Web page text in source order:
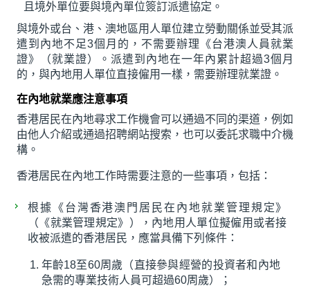
且境外單位要與境內單位簽訂派遣協定。
與境外或台、港、澳地區用人單位建立勞動關係並受其派
遣到內地不足3個月的，不需要辦理《台港澳人員就業
證》（就業證）。派遣到內地在一年內累計超過3個月
的，與內地用人單位直接僱用一樣，需要辦理就業證。
在內地就業應注意事項
香港居民在內地尋求工作機會可以通過不同的渠道，例如
由他人介紹或通過招聘網站搜索，也可以委託求職中介機
構。
香港居民在內地工作時需要注意的一些事項，包括：
根據《台灣香港澳門居民在內地就業管理規定》
（《就業管理規定》），內地用人單位擬僱用或者接
收被派遣的香港居民，應當具備下列條件：
年齡18至60周歲（直接參與經營的投資者和內地
急需的專業技術人員可超過60周歲）；